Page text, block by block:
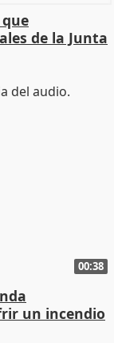
de la Junta
00:38
un incendio